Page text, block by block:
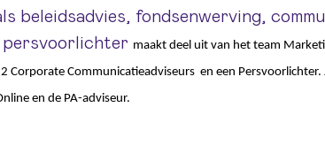
beleidsadvies, fondsenwerving,
persvoorlichter maakt deel uit van het team
Corporate Communicatieadviseurs en een Persvoorlichter.
en de PA-adviseur.